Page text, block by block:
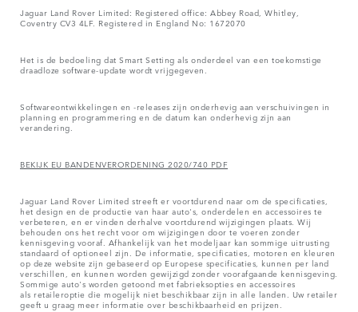
Jaguar Land Rover Limited: Registered office: Abbey Road, Whitley,
Coventry CV3 4LF. Registered in England No: 1672070
Het is de bedoeling dat Smart Setting als onderdeel van een toekomstige
draadloze software-update wordt vrijgegeven.
Softwareontwikkelingen en -releases zijn onderhevig aan verschuivingen in
planning en programmering en de datum kan onderhevig zijn aan
verandering.
BEKIJK EU BANDENVERORDENING 2020/740 PDF
Jaguar Land Rover Limited streeft er voortdurend naar om de specificaties,
het design en de productie van haar auto's, onderdelen en accessoires te
verbeteren, en er vinden derhalve voortdurend wijzigingen plaats. Wij
behouden ons het recht voor om wijzigingen door te voeren zonder
kennisgeving vooraf. Afhankelijk van het modeljaar kan sommige uitrusting
standaard of optioneel zijn. De informatie, specificaties, motoren en kleuren
op deze website zijn gebaseerd op Europese specificaties, kunnen per land
verschillen, en kunnen worden gewijzigd zonder voorafgaande kennisgeving.
Sommige auto's worden getoond met fabrieksopties en accessoires
als retaileroptie die mogelijk niet beschikbaar zijn in alle landen. Uw retailer
geeft u graag meer informatie over beschikbaarheid en prijzen.